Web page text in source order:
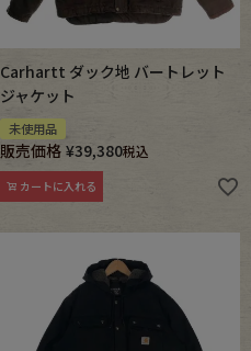
Carhartt ダック地 バートレット
ジャケット
未使用品
販売価格 ¥39,380税込
カートに入れる